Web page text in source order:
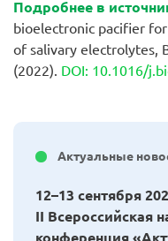
Подробнее в
bioelectronic pacifier
of salivary electrolytes,
(2022). DOI: 10.1016/
Актуальные
12–13 сентября
II Всероссийская
конференция